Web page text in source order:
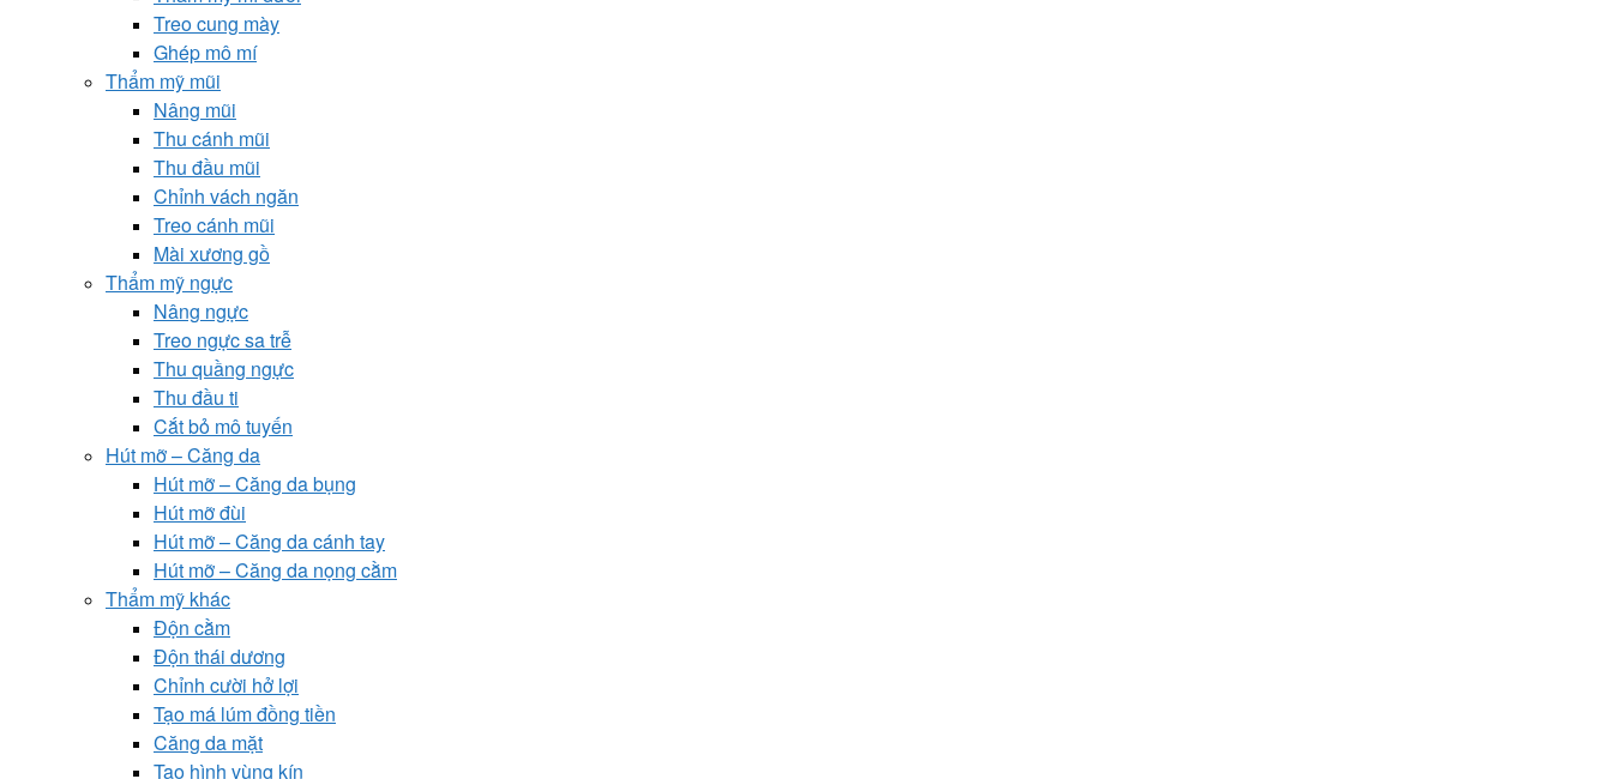
Treo cung mày
Ghép mô mí
Thẩm mỹ mũi
Nâng mũi
Thu cánh mũi
Thu đầu mũi
Chỉnh vách ngăn
Treo cánh mũi
Mài xương gồ
Thẩm mỹ ngực
Nâng ngực
Treo ngực sa trễ
Thu quầng ngực
Thu đầu ti
Cắt bỏ mô tuyến
Hút mỡ – Căng da
Hút mỡ – Căng da bụng
Hút mỡ đùi
Hút mỡ – Căng da cánh tay
Hút mỡ – Căng da nọng cằm
Thẩm mỹ khác
Độn cằm
Độn thái dương
Chỉnh cười hở lợi
Tạo má lúm đồng tiền
Căng da mặt
Tạo hình vùng kín